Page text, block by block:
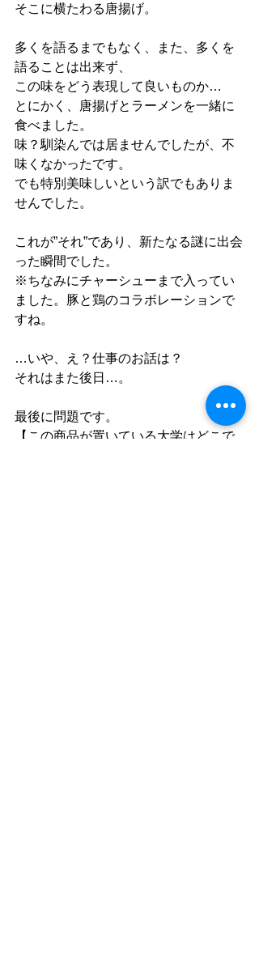
そこに横たわる唐揚げ。
多くを語るまでもなく、また、多くを
語ることは出来ず、
この味をどう表現して良いものか…
とにかく、唐揚げとラーメンを一緒に
食べました。
味？馴染んでは居ませんでしたが、不
味くなかったです。
でも特別美味しいという訳でもありま
せんでした。
これが”それ”であり、新たなる謎に出会
った瞬間でした。
※ちなみにチャーシューまで入ってい
ました。豚と鶏のコラボレーションで
すね。
…いや、え？仕事のお話は？
それはまた後日…。
最後に問題です。
【この商品が置いている大学はどこで